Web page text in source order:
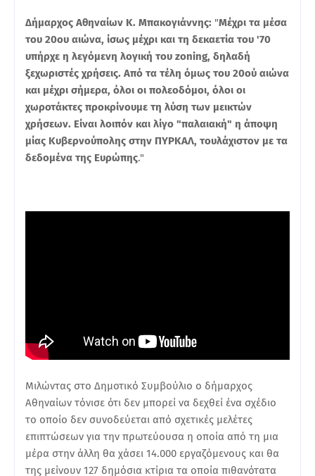
Δήμαρχος Αθηναίων Κ. Μπακογιάννης: "Μέχρι τα μέσα
του 20ου αιώνα, ίσως μέχρι και τη δεκαετία του '70
υπήρχε η λεγόμενη λογική του zoning, δηλαδή
ξεχωριστές χρήσεις. Από τα τέλη όμως του 20ού αιώνα
και μέχρι σήμερα, όλοι οι πολεοδόμοι, όλοι οι
χωροτάκτες προκρίνουμε τη λύση των μεικτών
χρήσεων. Είναι λοιπόν και λίγο "παλαιακή" η άποψη
μίας Κυβερνούπολης στην ΠΥΡΚΑΛ, τουλάχιστον με τα
δεδομένα της Ευρώπης."
Μιλώντας στο Δημοτικό Συμβούλιο ο δήμαρχος
Αθηναίων τόνισε ότι δεν μπορεί να δεχθεί ένα σχέδιο
το οποίο δεν συνοδεύεται από σχετικές μελέτες
επιπτώσεων για την πρωτεύουσα η οποία από τη μια
μέρα στην άλλη θα χάσει 14.000 εργαζόμενους και θα
της μείνουν 127 δημόσια κτίρια τα οποία πιθανότατα